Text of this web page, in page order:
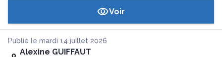
Voir
Publié le mardi 14 juillet 2026
Alexine GUIFFAUT